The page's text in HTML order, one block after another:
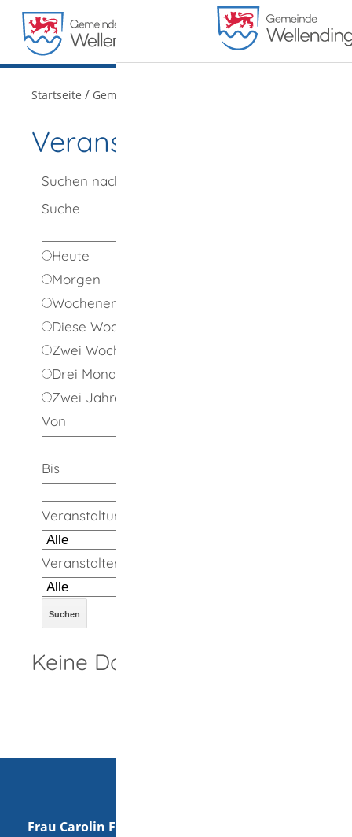
MENÜ
Frau Carolin Frech
Startseite / Gemeindeportrait
Veranstaltungen
Suchen nach
Suche
Heute
Morgen
Wochenende
Diese Woche
Zwei Wochen
Drei Monate
Zwei Jahre
Von
Bis
Veranstaltungsort
Veranstalter
Keine Daten vorhanden